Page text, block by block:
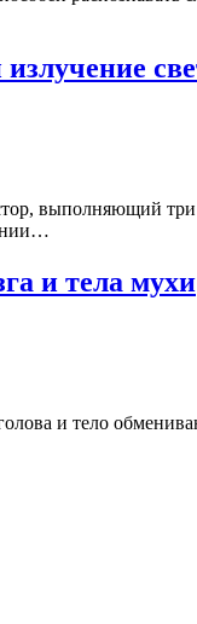
выполняющий
и тела мухи
и тело